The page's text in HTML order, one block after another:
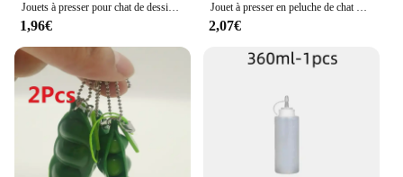
Jouets à presser pour chat de dessin animé, jouet de décompression Kawaii, peluche à libération soulignée, libération lente du rebond, anlande, beurre, 1 pièce
1,96€
Jouet à presser en peluche de chat de dessin animé, libération soulignée, décompression, beurre, rebond lent, mignon, anlande, mode
2,07€